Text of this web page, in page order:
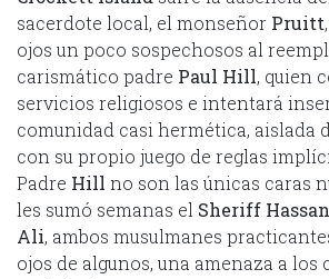
sacerdote local, el monseñor Pruitt
ojos un poco sospechosos al
carismático padre Paul Hill, quien
servicios religiosos e intentará
comunidad casi hermética, aislada
con su propio juego de reglas
Padre Hill no son las únicas caras
les sumó semanas el Sheriff Hassan
Ali, ambos musulmanes
ojos de algunos, una amenaza a los